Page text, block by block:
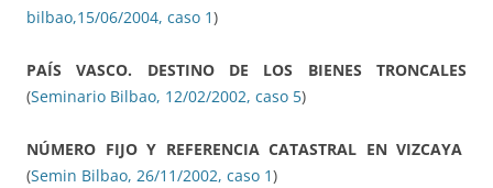
bilbao,15/06/2004, caso 1)
PAÍS VASCO. DESTINO DE LOS BIENES TRONCALES
(Seminario Bilbao, 12/02/2002, caso 5)
NÚMERO FIJO Y REFERENCIA CATASTRAL EN VIZCAYA
(Semin Bilbao, 26/11/2002, caso 1)